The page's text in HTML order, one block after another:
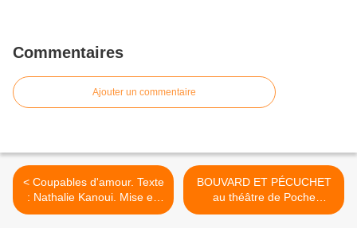
Commentaires
Ajouter un commentaire
< Coupables d'amour. Texte
: Nathalie Kanoui. Mise en
scène : Anne Le Guernec
BOUVARD ET PÉCUCHET
au théâtre de Poche
Montparnasse >